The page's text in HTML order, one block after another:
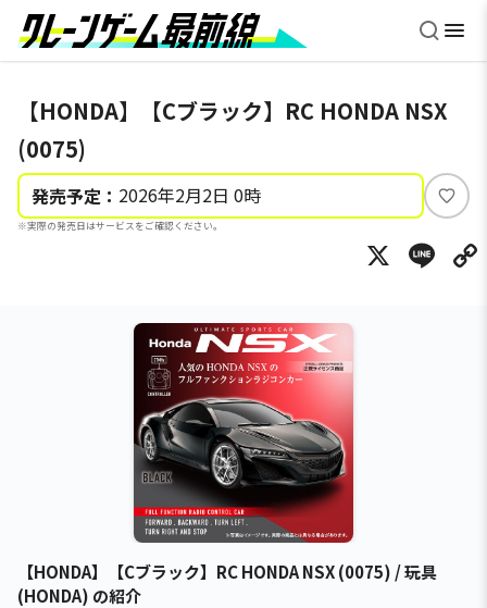
【HONDA】【Cブラック】RC HONDA NSX
(0075)
発売予定： 2026年2月2日 0時
※実際の発売日はサービスをご確認ください。
い
ね
X
【HONDA】【Cブラック】RC HONDA NSX (0075) / 玩具
(HONDA) の紹介